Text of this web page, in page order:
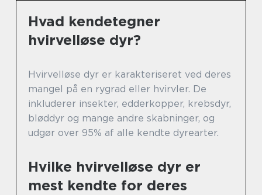
Hvad kendetegner
hvirvelløse dyr?
Hvirvelløse dyr er karakteriseret ved deres
mangel på en rygrad eller hvirvler. De
inkluderer insekter, edderkopper, krebsdyr,
bløddyr og mange andre skabninger, og
udgør over 95% af alle kendte dyrearter.
Hvilke hvirvelløse dyr er
mest kendte for deres